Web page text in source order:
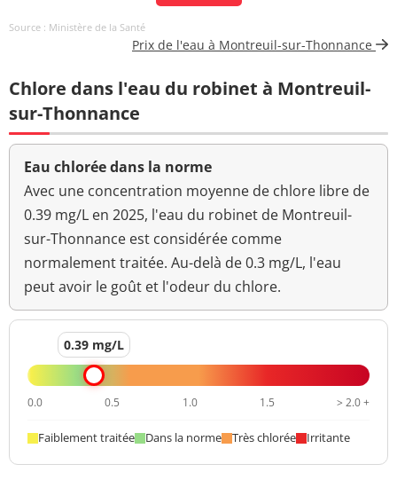
Bact. aér. revivifiables
<1 n/mL
Bact. aér. revivifiables
à 36°-44h
<1 n/mL
Ammonium (en NH4) <0,05 mg/L <=0,1 mg/L
Odeur (qualitatif)
changement
anormal
pH 8,1 unité pH
>=6,5 et <=9
Saveur (qualitatif)
Aucun
Température de l'eau 12,3 °C <=25 °C
mesure du pH
20,8 °C
Source : Ministère de la Santé
Prix de l'eau à Montreuil-sur-Thonnance
Chlore dans l'eau du robinet à Montreuil-
sur-Thonnance
Eau chlorée dans la norme
Avec une concentration moyenne de chlore libre de
0.39 mg/L en 2025, l'eau du robinet de Montreuil-
sur-Thonnance est considérée comme
normalement traitée. Au-delà de 0.3 mg/L, l'eau
peut avoir le goût et l'odeur du chlore.
0.39 mg/L
0.0 0.5 1.0 1.5 > 2.0 +
Faiblement traitée Dans la norme Très chlorée Irritante